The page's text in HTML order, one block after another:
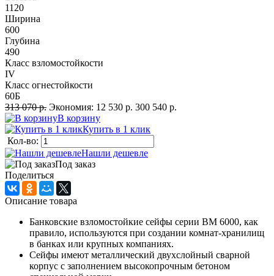
1120
Ширина
600
Глубина
490
Класс взломостойкости
IV
Класс огнестойкости
60Б
313 070 р. Экономия: 12 530 р. 300 540 р.
В корзину
Купить в 1 клик
Кол-во:
Нашли дешевле
Под заказ
Поделиться
Описание товара
Банковские взломостойкие сейфы серии ВМ 6000, как
правило, используются при создании комнат-хранилищ
в банках или крупных компаниях.
Сейфы имеют металлический двухслойный сварной
корпус с заполнением высокопрочным бетоном